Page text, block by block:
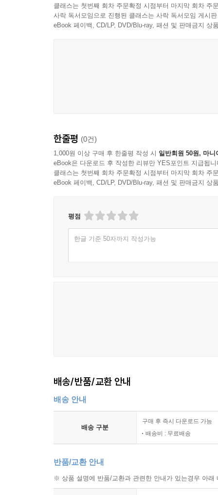
5장 위험과 불확실성은 어떻게 왜곡되어 인식되는
6장 사회 판단에서 가용성 휴리스틱은 어떻게 작동
인물 평가에서 첫인상이 오래 남는 이유
반복해서 들은 정보가 사실처럼 굳어지는 과정
집단 이미지가 쉽게 일반화되는 심리적 배경
도덕 판단이 인상적인 사건에 끌리는 이유
사회적 거리감이 정보 해석에 미치는 영향
이야기 형식의 정보가 더 잘 기억되는 이유
구체적 표현이 추상적 설명보다 강하게 남는 방식
비유와 이미지가 판단에 미치는 영향
반복되는 문장이 친숙함을 만드는 과정
간결한 설명이 복잡한 사실을 대체하는 순간
9장 미디어 환경은 가용성 휴리스틱을 어떻게 자극
클래스는 첫번째 회차 주문확정 시점부터 마지막 회차 주
사락 독서모임으로 진행된 클래스는 사락 독서모임 게시
eBook 페이백, CD/LP, DVD/Blu-ray, 패션 및 판매금지 상
한줄평 (0건)
1,000원 이상 구매 후 한줄평 작성 시 일반회원 50원, 마니
eBook은 다운로드 후 작성한 리뷰만 YES포인트 지급됩니
클래스는 첫번째 회차 주문확정 시점부터 마지막 회차 주
eBook 페이백, CD/LP, DVD/Blu-ray, 패션 및 판매금지 상
평점
한글 기준 50자까지 작성가능
배송/반품/교환 안내
배송 안내
배송 구분
구매 후 즉시 다운로드 가능
배송비 : 무료배송
반품/교환 안내
※ 상품 설명에 반품/교환과 관련한 안내가 있는경우 아